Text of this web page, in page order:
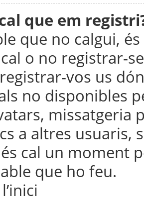
que em
que no calgui,
o no registrar-
vos us
no disponibles
missatgeria
a altres usuaris,
cal un moment
que ho feu.